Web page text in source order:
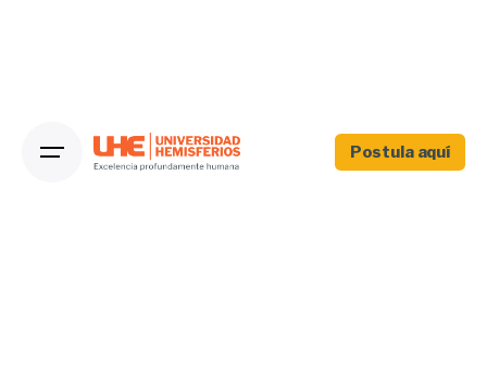
Postula aquí